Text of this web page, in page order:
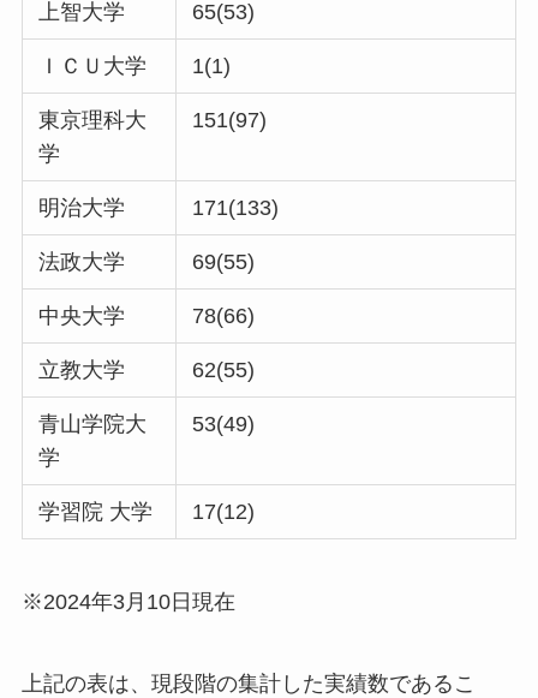
上智大学 65(53)
ＩＣＵ大学 1(1)
東京理科大
学
151(97)
明治大学 171(133)
法政大学 69(55)
中央大学 78(66)
立教大学 62(55)
青山学院大
学
53(49)
学習院 大学 17(12)
※2024年3月10日現在
上記の表は、現段階の集計した実績数であるこ